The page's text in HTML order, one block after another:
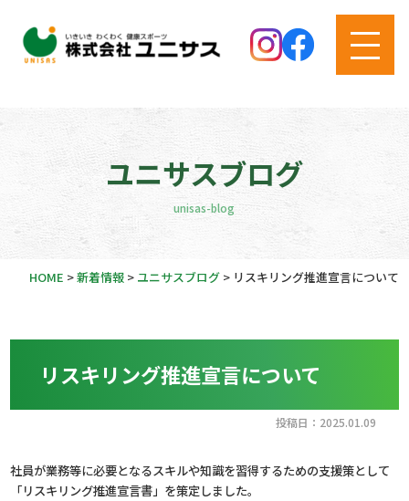
ユニサスブログ
unisas-blog
HOME >新着情報> ユニサスブログ> リスキリング推進宣言について
リスキリング推進宣言について
投稿日：2025.01.09
社員が業務等に必要となるスキルや知識を習得するための支援策として
「リスキリング推進宣言書」を策定しました。